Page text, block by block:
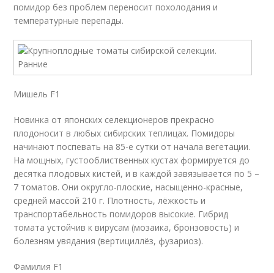
помидор без проблем переносит похолодания и
температурные перепады.
Мишель F1
Новинка от японских селекционеров прекрасно
плодоносит в любых сибирских теплицах. Помидоры
начинают поспевать на 85-е сутки от начала вегетации.
На мощных, густооблиственных кустах формируется до
десятка плодовых кистей, и в каждой завязывается по 5 –
7 томатов. Они округло-плоские, насыщенно-красные,
средней массой 210 г. Плотность, лёжкость и
транспортабельность помидоров высокие. Гибрид
томата устойчив к вирусам (мозаика, бронзовость) и
болезням увядания (вертициллёз, фузариоз).
Фамилия F1